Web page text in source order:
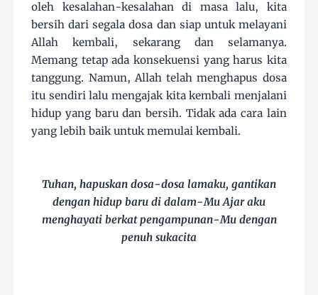
oleh kesalahan-kesalahan di masa lalu, kita
bersih dari segala dosa dan siap untuk melayani
Allah kembali, sekarang dan selamanya.
Memang tetap ada konsekuensi yang harus kita
tanggung. Namun, Allah telah menghapus dosa
itu sendiri lalu mengajak kita kembali menjalani
hidup yang baru dan bersih. Tidak ada cara lain
yang lebih baik untuk memulai kembali.
Tuhan, hapuskan dosa-dosa lamaku, gantikan
dengan hidup baru di dalam-Mu Ajar aku
menghayati berkat pengampunan-Mu dengan
penuh sukacita